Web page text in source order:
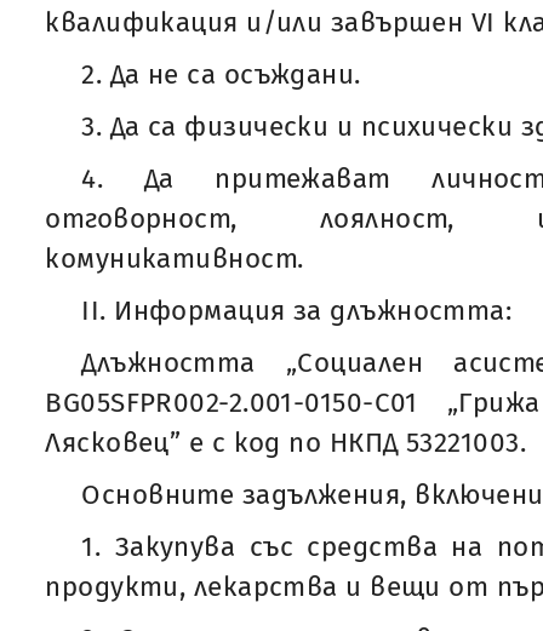
квалификация и/или завършен VІ
2. Да не са осъждани.
3. Да са физически и психически
4. Да притежават
отговорност, лоялност,
комуникативност.
II. Информация за длъжността:
Длъжността „Социален
BG05SFPR002-2.001-0150-С01
Лясковец” е с код по НКПД 53221003.
Основните задължения,
1. Закупува със средства на
продукти, лекарства и вещи от